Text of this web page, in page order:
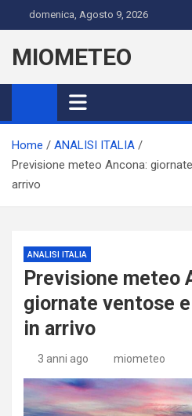
to
content
domenica, Agosto 9, 2026
MIOMETEO
Home
ANALISI ITALIA
Previsione meteo Ancona:
arrivo
ANALISI ITALIA
Previsione meteo
giornate ventose
in arrivo
3 anni ago miometeo